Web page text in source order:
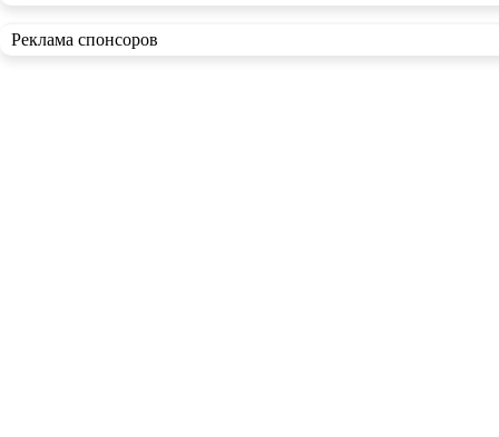
Реклама спонсоров